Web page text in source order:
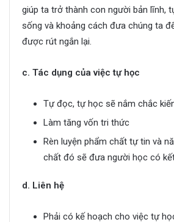
giúp ta trở thành con người bản lĩnh,
sống và khoảng cách đưa chúng ta
được rút ngắn lại.
c. Tác dụng của việc tự học
Tự đọc, tự học sẽ nắm chắc
Làm tăng vốn tri thức
Rèn luyện phẩm chất tự tin và
chất đó sẽ đưa người học có
d. Liên hệ
Phải có kế hoạch cho việc tự